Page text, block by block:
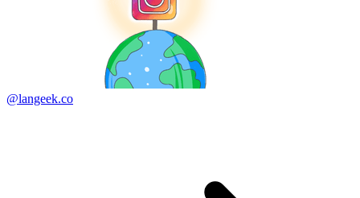
@langeek.co